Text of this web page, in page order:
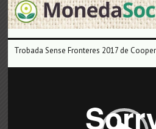
Trobada Sense Fronteres 2017 de